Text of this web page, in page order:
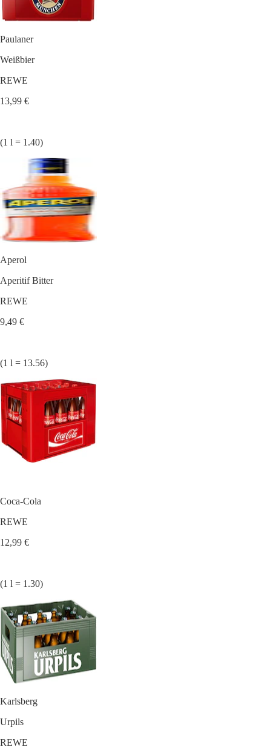
Paulaner
Weißbier
REWE
13,99 €
(1 l = 1.40)
Aperol
Aperitif Bitter
REWE
9,49 €
(1 l = 13.56)
Coca-Cola
REWE
12,99 €
(1 l = 1.30)
Karlsberg
Urpils
REWE